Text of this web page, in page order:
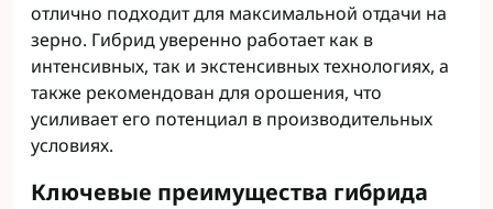
отлично подходит для максимальной отдачи на
зерно. Гибрид уверенно работает как в
интенсивных, так и экстенсивных технологиях, а
также рекомендован для орошения, что
усиливает его потенциал в производительных
условиях.
Ключевые преимущества гибрида